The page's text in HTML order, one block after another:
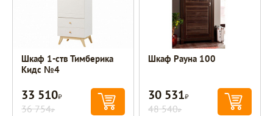
Шкаф 1-ств Тимберика
Кидс №4
33 510Р
36 754Р
Шкаф Рауна 100
30 531Р
48 540Р